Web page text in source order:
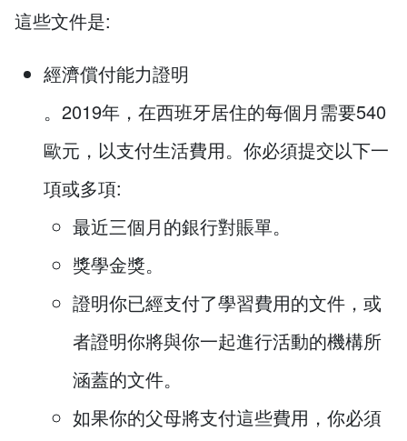
這些文件是:
經濟償付能力證明
。2019年，在西班牙居住的每個月需要540
歐元，以支付生活費用。你必須提交以下一
項或多項:
最近三個月的銀行對賬單。
獎學金獎。
證明你已經支付了學習費用的文件，或
者證明你將與你一起進行活動的機構所
涵蓋的文件。
如果你的父母將支付這些費用，你必須